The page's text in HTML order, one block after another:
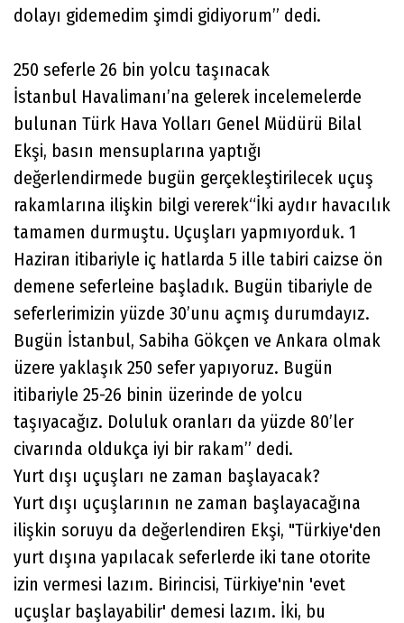
dolayı gidemedim şimdi gidiyorum” dedi.
250 seferle 26 bin yolcu taşınacak
İstanbul Havalimanı’na gelerek incelemelerde
bulunan Türk Hava Yolları Genel Müdürü Bilal
Ekşi, basın mensuplarına yaptığı
değerlendirmede bugün gerçekleştirilecek uçuş
rakamlarına ilişkin bilgi vererek“İki aydır havacılık
tamamen durmuştu. Uçuşları yapmıyorduk. 1
Haziran itibariyle iç hatlarda 5 ille tabiri caizse ön
demene seferleine başladık. Bugün tibariyle de
seferlerimizin yüzde 30’unu açmış durumdayız.
Bugün İstanbul, Sabiha Gökçen ve Ankara olmak
üzere yaklaşık 250 sefer yapıyoruz. Bugün
itibariyle 25-26 binin üzerinde de yolcu
taşıyacağız. Doluluk oranları da yüzde 80’ler
civarında oldukça iyi bir rakam” dedi.
Yurt dışı uçuşları ne zaman başlayacak?
Yurt dışı uçuşlarının ne zaman başlayacağına
ilişkin soruyu da değerlendiren Ekşi, "Türkiye'den
yurt dışına yapılacak seferlerde iki tane otorite
izin vermesi lazım. Birincisi, Türkiye'nin 'evet
uçuşlar başlayabilir' demesi lazım. İki, bu